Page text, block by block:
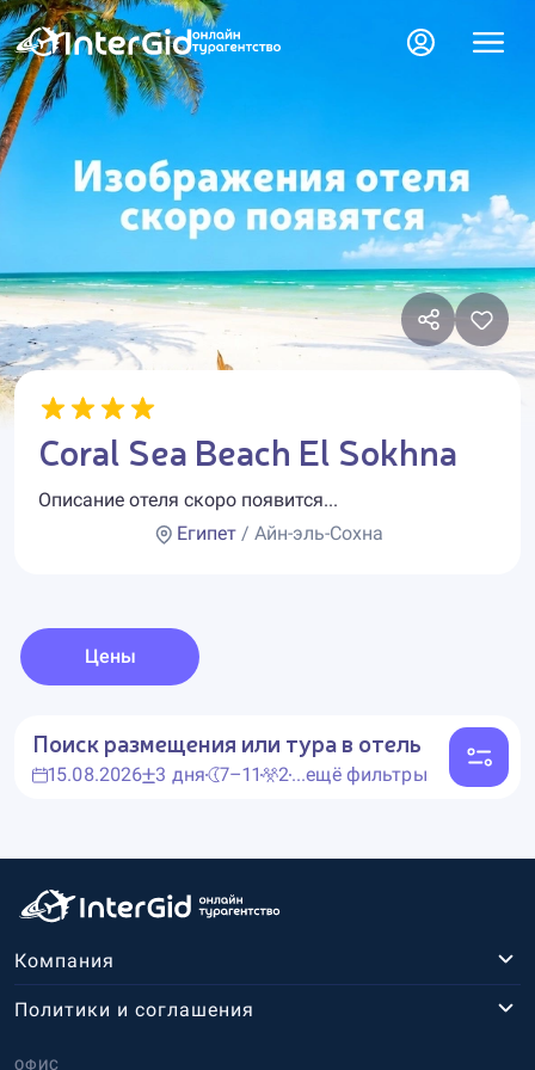
Coral Sea Beach El Sokhna
Описание отеля скоро появится...
Египет / Айн-эль-Сохна
Цены
Поиск размещения или тура в отель
15.08.2026 3 дня 7–11 2...ещё фильтры
Компания
ОФИС
Политики и соглашения